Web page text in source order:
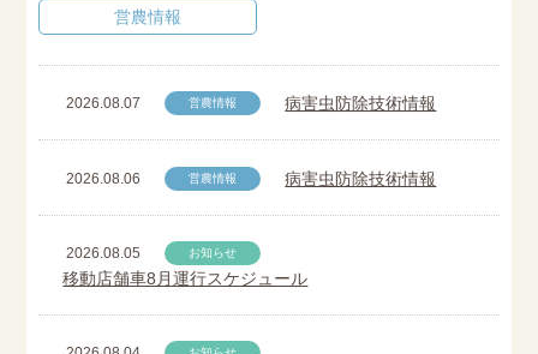
営農情報
2026.08.07 営農情報 病害虫防除技術情報
2026.08.06 営農情報 病害虫防除技術情報
2026.08.05 お知らせ
移動店舗車8月運行スケジュール